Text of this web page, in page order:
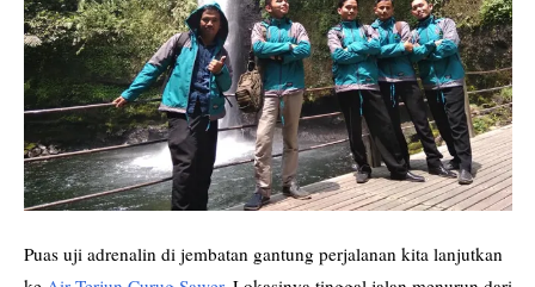
Puas uji adrenalin di jembatan gantung perjalanan kita lanjutkan